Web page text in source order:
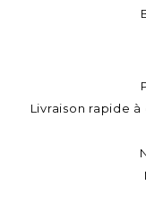
Livraison rapide